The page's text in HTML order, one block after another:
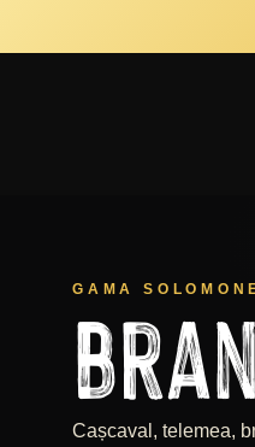
GAMA
Cașcaval, telemea,